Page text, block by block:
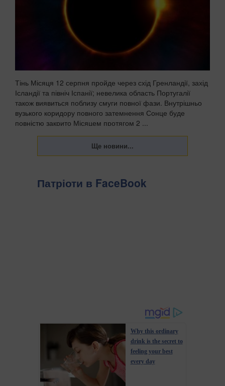
Тінь Місяця 12 серпня пройде через схід Гренландії, захід
Ісландії та північ Іспанії; невелика область Португалії
також виявиться поблизу смуги повної фази. Внутрішньо
вузького коридору повного затемнення Сонце буде
повністю закрито Місяцем протягом 2 ...
Патріоти в FaceBook
Why this ordinary
drink is the secret to
feeling your best
every day